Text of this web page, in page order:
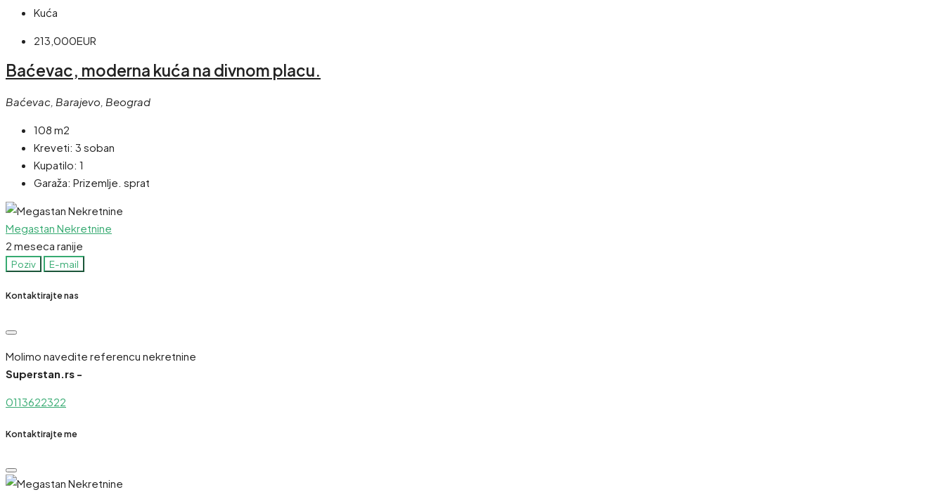
Kuća
213,000EUR
Baćevac, moderna kuća na divnom placu.
Baćevac, Barajevo, Beograd
108 m2
Kreveti: 3 soban
Kupatilo: 1
Garaža: Prizemlje. sprat
Megastan Nekretnine
2 meseca ranije
Poziv E-mail
Kontaktirajte nas
Molimo navedite referencu nekretnine
Superstan.rs -
0113622322
Kontaktirajte me